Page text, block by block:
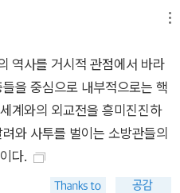
비극으로 치닫는 과정과, 사고
키는 과정을 역사적 맥락에서
노빌 사고는 터빈 시험의 오류
것은 소련 정치 체제의 결함
알 수 없었던
위해 죽음까지 각오했던 일상
든 것이 평온했고 좋았어요.”
역사를 거시적 관점에서 바라
을 중심으로 내부적으로는 핵
계와의 외교전을 흥미진진하
와 사투를 벌이는 소방관들의
다.